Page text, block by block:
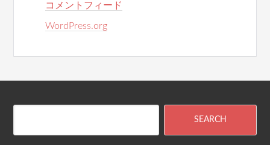
コメントフィード
WordPress.org